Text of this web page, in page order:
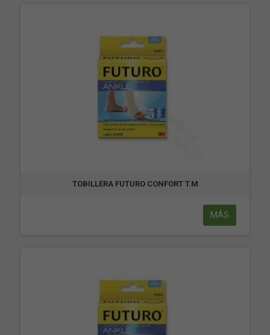
TOBILLERA FUTURO CONFORT T.M
MÁS